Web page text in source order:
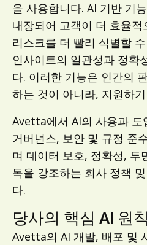
을 사용합니다. AI 기반 기
내장되어 고객이 더 효율
리스크를 더 빨리 식별할
인사이트의 일관성과 정확
다. 이러한 기능은 인간의
하는 것이 아니라, 지원하
Avetta에서 AI의 사용과
거버넌스, 보안 및 규정 준
며 데이터 보호, 정확성, 투
독을 강조하는 회사 정책
다.
당사의 핵심 AI 원칙
Avetta의 AI 개발, 배포 및